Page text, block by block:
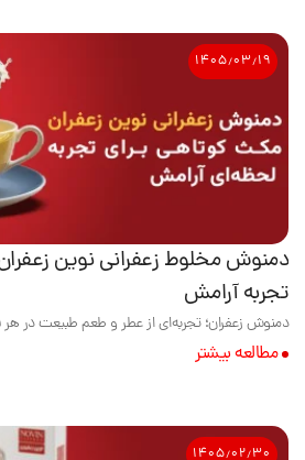
۱۴۰۵٫۰۳٫۱۹
دمنوش مخلوط زعفرانی نوین
تجربه آرامش
دمنوش زعفران؛ تجربه‌ای از عطر و طعم طبیعت در
مطالعه بیشتر
۱۴۰۵٫۰۲٫۳۰